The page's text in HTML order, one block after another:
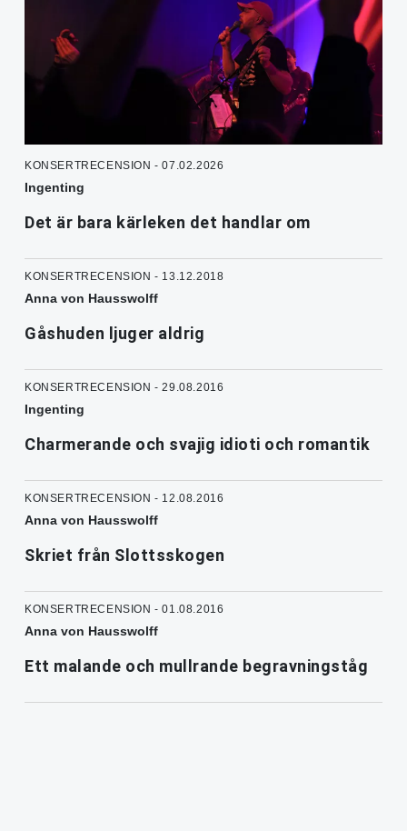
KONSERTRECENSION - 07.02.2026
Ingenting
Det är bara kärleken det handlar om
KONSERTRECENSION - 13.12.2018
Anna von Hausswolff
Gåshuden ljuger aldrig
KONSERTRECENSION - 29.08.2016
Ingenting
Charmerande och svajig idioti och romantik
KONSERTRECENSION - 12.08.2016
Anna von Hausswolff
Skriet från Slottsskogen
KONSERTRECENSION - 01.08.2016
Anna von Hausswolff
Ett malande och mullrande begravningståg